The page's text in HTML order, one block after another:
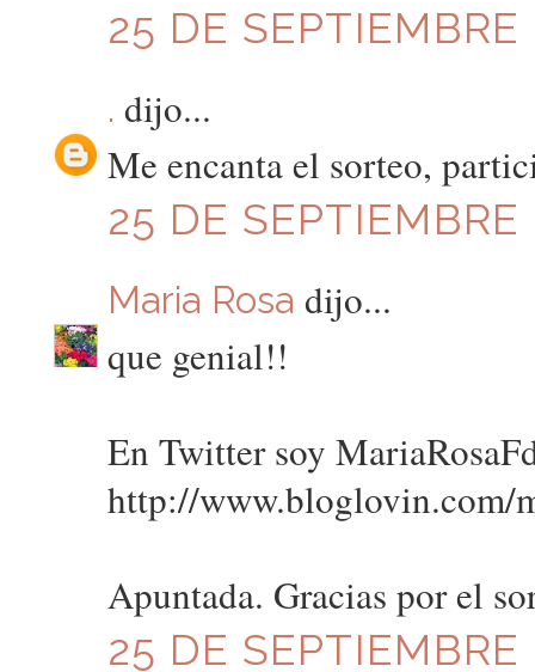
25 DE
. dijo...
Me encanta el sorteo,
25 DE
Maria Rosa dijo...
que genial!!
En Twitter soy
http://www.bloglovin.com/
Apuntada. Gracias por el
25 DE